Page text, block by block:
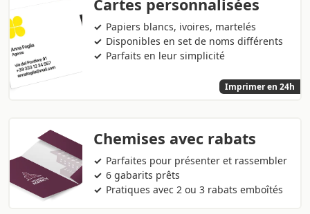
Cartes personnalisées
Papiers blancs, ivoires, martelés
Disponibles en set de noms différents
Parfaits en leur simplicité
Imprimer en 24h
Chemises avec rabats
Parfaites pour présenter et rassembler
6 gabarits prêts
Pratiques avec 2 ou 3 rabats emboîtés